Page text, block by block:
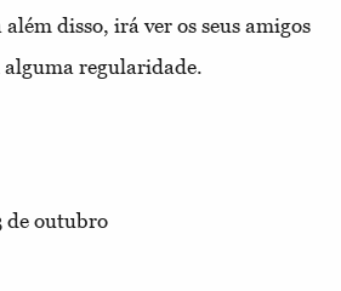
disso, irá ver os seus amigos
regularidade.
de outubro